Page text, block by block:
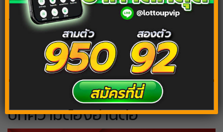
Tags: ฝันถึงพระพุทธรูป
ฝันว่าไหว้พระ
ฝันเห็นพระพุทธรูป
บทความต้องอ่านต่อ